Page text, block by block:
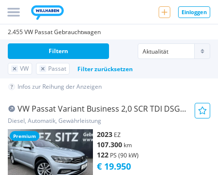
Einloggen
2.455 VW Passat Gebrauchtwagen
VW Passat Filter zurücksetzen
Filtern
Infos zur Reihung der Anzeigen
Premium
VW Passat Variant Business 2,0 SCR TDI DSG |
VIRTU...
Diesel, Automatik, Gewährleistung
2023 EZ
107.300 km
122 PS (90 kW)
€ 19.950